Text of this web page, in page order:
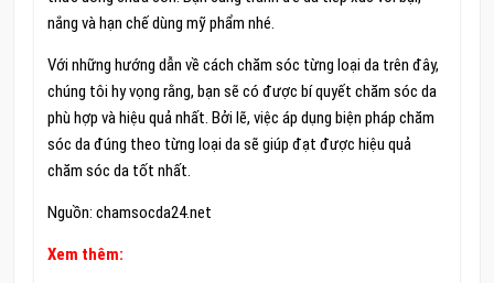
nắng và hạn chế dùng mỹ phẩm nhé.
Với những hướng dẫn về cách chăm sóc từng loại da trên đây,
chúng tôi hy vọng rằng, bạn sẽ có được bí quyết chăm sóc da
phù hợp và hiệu quả nhất. Bởi lẽ, việc áp dụng biện pháp chăm
sóc da đúng theo từng loại da sẽ giúp đạt được hiệu quả
chăm sóc da tốt nhất.
Nguồn: chamsocda24.net
Xem thêm: